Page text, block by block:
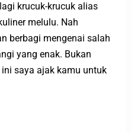
krucuk-krucuk alias
melulu. Nah
berbagi mengenai salah
yang enak. Bukan
saya ajak kamu untuk